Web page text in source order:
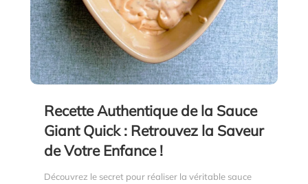
Recette Authentique de la Sauce
Giant Quick : Retrouvez la Saveur
de Votre Enfance !
Découvrez le secret pour réaliser la véritable sauce